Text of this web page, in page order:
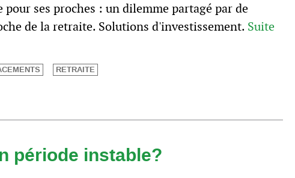
ses proches : un dilemme partagé par de
de la retraite. Solutions d'investissement. Suite
RETRAITE
période instable?